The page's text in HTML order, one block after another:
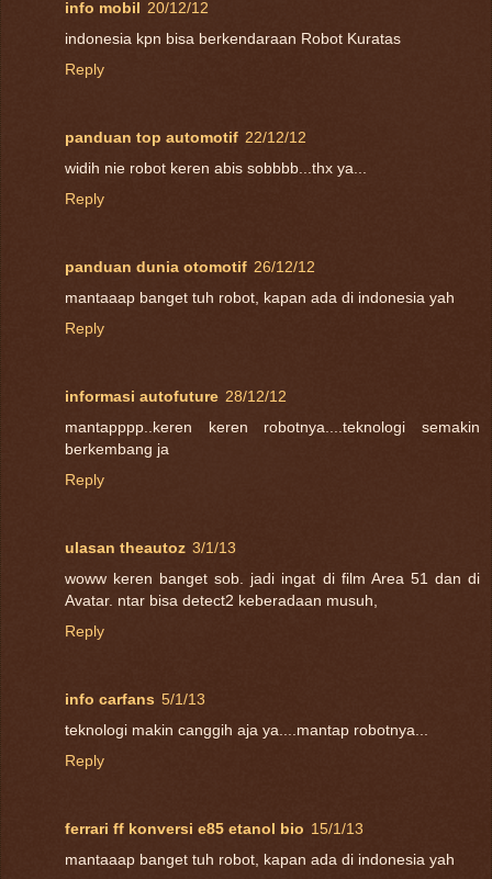
info mobil 20/12/12
indonesia kpn bisa berkendaraan Robot Kuratas
Reply
panduan top automotif 22/12/12
widih nie robot keren abis sobbbb...thx ya...
Reply
panduan dunia otomotif 26/12/12
mantaaap banget tuh robot, kapan ada di indonesia yah
Reply
informasi autofuture 28/12/12
mantapppp..keren keren robotnya....teknologi semakin
berkembang ja
Reply
ulasan theautoz 3/1/13
woww keren banget sob. jadi ingat di film Area 51 dan di
Avatar. ntar bisa detect2 keberadaan musuh,
Reply
info carfans 5/1/13
teknologi makin canggih aja ya....mantap robotnya...
Reply
ferrari ff konversi e85 etanol bio 15/1/13
mantaaap banget tuh robot, kapan ada di indonesia yah